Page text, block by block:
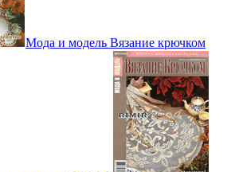
Мода и модель Вязание крючком